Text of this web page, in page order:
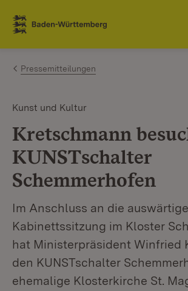
Zum Inhalt springen
Link zur Startseite
Pressemitteilungen
Kunst und Kultur
Kretschmann
KUNSTschalter
Schemmerhofen
Im Anschluss an die auswärtige
Kabinettssitzung im Kloster
hat Ministerpräsident Winfried
den KUNSTschalter
ehemalige Klosterkirche St.